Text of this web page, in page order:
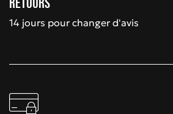
14 jours pour changer d'avis